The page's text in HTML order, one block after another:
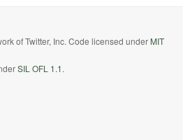
of Twitter, Inc. Code licensed under MIT
SIL OFL 1.1.